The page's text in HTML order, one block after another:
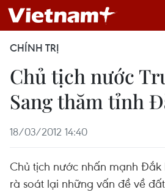
CHÍNH TRỊ
Chủ tịch nước
Sang thăm tỉnh
18/03/2012 14:40
Chủ tịch nước nhấn mạnh Đắk
rà soát lại những vấn đề về